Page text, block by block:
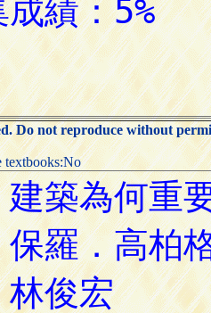
Do not reproduce without
textbooks:No